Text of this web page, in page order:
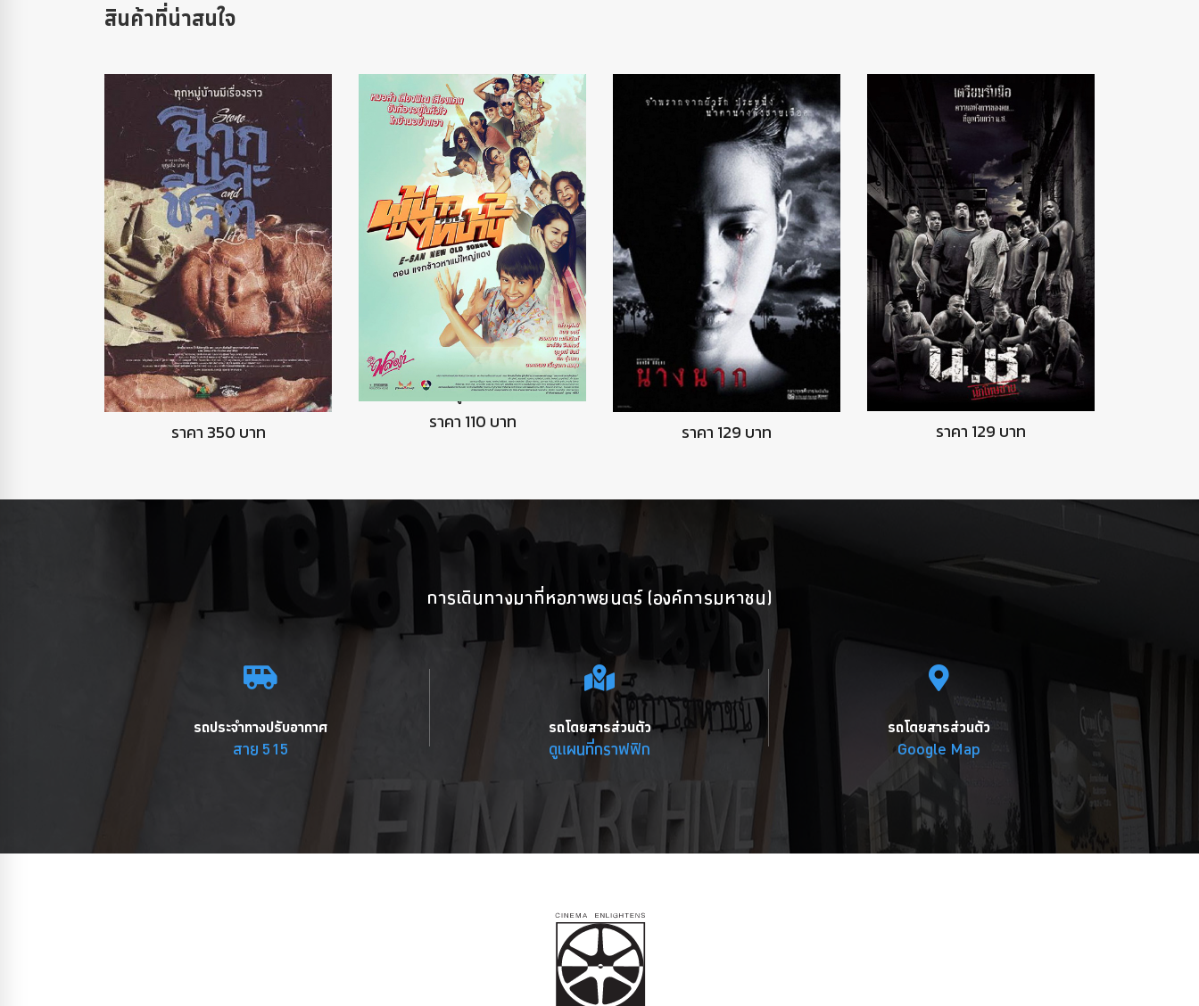
สินค้าที่น่าสนใจ
DVD ฉากและชีวิต
ราคา 350 บาท
DVD ผู้บ่าวไทบ้าน2
ราคา 110 บาท ราคา 129 บาท
DVD นักโทษชาย
ราคา 129 บาท
การเดินทางมาที่หอภาพยนตร์ (องค์การมหาชน)
รถประจำทางปรับอากาศ
สาย 515
รถโดยสารส่วนตัว
ดูแผนที่กราฟฟิก
รถโดยสารส่วนตัว
Google Map